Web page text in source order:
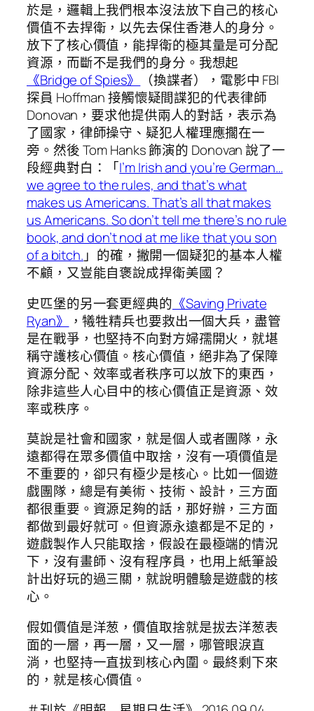
於是，邏輯上我們根本沒法放下自己的核心
價值不去捍衛，以先去保住香港人的身分。
放下了核心價值，能捍衛的極其量是可分配
資源，而斷不是我們的身分。我想起
《Bridge of Spies》
（換諜者），電影中 FBI
探員 Hoffman 接觸懷疑間諜犯的代表律師
Donovan，要求他提供兩人的對話，表示為
了國家，律師操守、疑犯人權理應擱在一
旁。然後 Tom Hanks 飾演的 Donovan 說了一
段經典對白：「I’m Irish and you’re German…
we agree to the rules, and that’s what
makes us Americans. That’s all that makes
us Americans. So don’t tell me there’s no rule
book, and don’t nod at me like that you son
of a bitch. 」的確，撇開一個疑犯的基本人權
不顧，又豈能自褒說成捍衛美國？
史匹堡的另一套更經典的 《Saving Private
Ryan》
，犧牲精兵也要救出一個大兵，盡管
是在戰爭，也堅持不向對方婦孺開火，就堪
稱守護核心價值。核心價值，絕非為了保障
資源分配、效率或者秩序可以放下的東西，
除非這些人心目中的核心價值正是資源、效
率或秩序。
莫說是社會和國家，就是個人或者團隊，永
遠都得在眾多價值中取捨，沒有一項價值是
不重要的，卻只有極少是核心。比如一個遊
戲團隊，總是有美術、技術、設計，三方面
都很重要。資源足夠的話，那好辦，三方面
都做到最好就可。但資源永遠都是不足的，
遊戲製作人只能取捨，假設在最極端的情況
下，沒有畫師、沒有程序員，也用上紙筆設
計出好玩的過三關，就說明體驗是遊戲的核
心。
假如價值是洋葱，價值取捨就是拔去洋葱表
面的一層，再一層，又一層，哪管眼淚直
淌，也堅持一直拔到核心內圍。最終剩下來
的，就是核心價值。